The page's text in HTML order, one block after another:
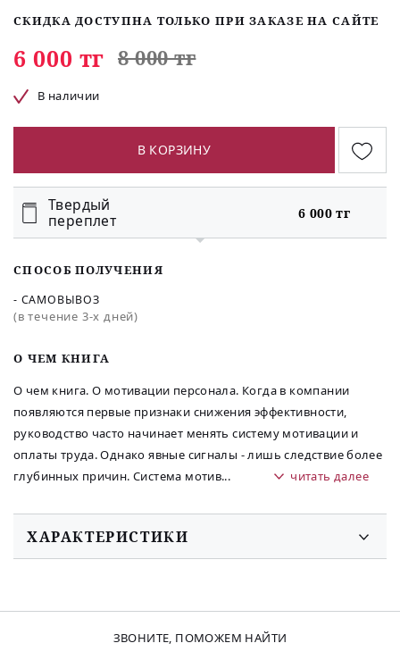
O ЧЕМ КНИГА
О чем книга. О мотивации персонала. Когда в компании
появляются первые признаки снижения эффективности,
руководство часто начинает менять систему мотивации и
оплаты труда. Однако явные сигналы - лишь следствие более
глубинных причин. Система мотив... читать далее
СКИДКА ДОСТУПНА ТОЛЬКО ПРИ ЗАКАЗЕ НА САЙТЕ
6 000 тг 8 000 тг
В наличии
В КОРЗИНУ
Твердый
переплет
6 000 тг
СПОСОБ ПОЛУЧЕНИЯ
- САМОВЫВОЗ
(в течение 3-х дней)
ХАРАКТЕРИСТИКИ
ЗВОНИТЕ, ПОМОЖЕМ НАЙТИ